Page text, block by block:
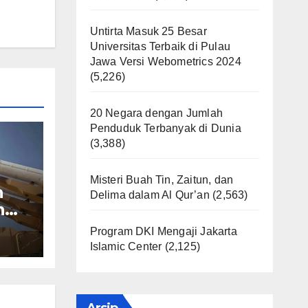
Untirta Masuk 25 Besar
Universitas Terbaik di Pulau
Jawa Versi Webometrics 2024
(5,226)
20 Negara dengan Jumlah
Penduduk Terbanyak di Dunia
(3,388)
Misteri Buah Tin, Zaitun, dan
Delima dalam Al Qur’an (2,563)
Program DKI Mengaji Jakarta
Islamic Center (2,125)